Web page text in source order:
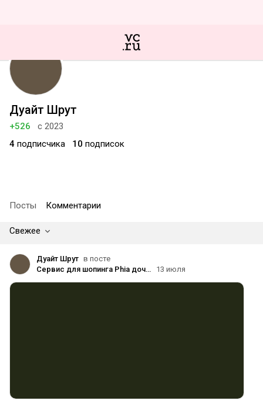
Дуайт Шрут
+526
с 2023
4 подписчика 10 подписок
Посты Комментарии
Свежее
Дуайт Шрут в посте
Сервис для шопинга Phia дочери Билла Гейтса уличили в накрутке продаж за счёт подмены реферальных ссылок конкурентов
13 июля